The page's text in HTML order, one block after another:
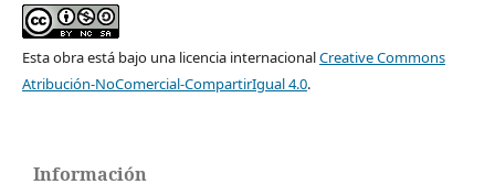
Esta obra está bajo una licencia internacionalCreative Commons
Atribución-NoComercial-CompartirIgual 4.0.
Información